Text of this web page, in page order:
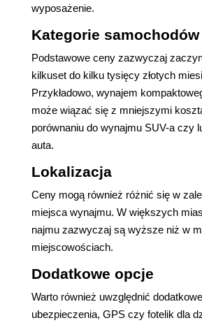
wyposażenie.
Kategorie samochodów
Podstawowe ceny zazwyczaj
kilkuset do kilku tysięcy złotych
Przykładowo, wynajem
może wiązać się z mniejszymi
porównaniu do wynajmu SUV-a czy
auta.
Lokalizacja
Ceny mogą również różnić się w
miejsca wynajmu. W większych
najmu zazwyczaj są wyższe niż w
miejscowościach.
Dodatkowe opcje
Warto również uwzględnić
ubezpieczenia, GPS czy fotelik dla